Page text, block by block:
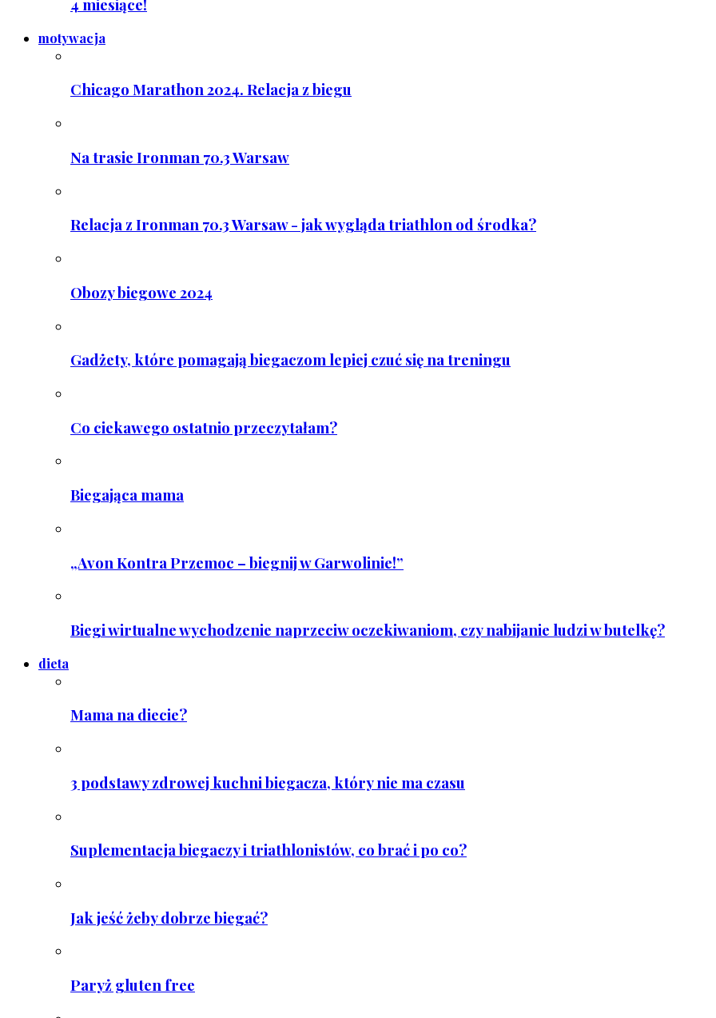
4 miesiące!
motywacja
Chicago Marathon 2024. Relacja z biegu
Na trasie Ironman 70.3 Warsaw
Relacja z Ironman 70.3 Warsaw - jak wygląda triathlon od środka?
Obozy biegowe 2024
Gadżety, które pomagają biegaczom lepiej czuć się na treningu
Co ciekawego ostatnio przeczytałam?
Biegająca mama
„Avon Kontra Przemoc – biegnij w Garwolinie!”
Biegi wirtualne wychodzenie naprzeciw oczekiwaniom, czy nabijanie ludzi w butelkę?
dieta
Mama na diecie?
3 podstawy zdrowej kuchni biegacza, który nie ma czasu
Suplementacja biegaczy i triathlonistów, co brać i po co?
Jak jeść żeby dobrze biegać?
Paryż gluten free